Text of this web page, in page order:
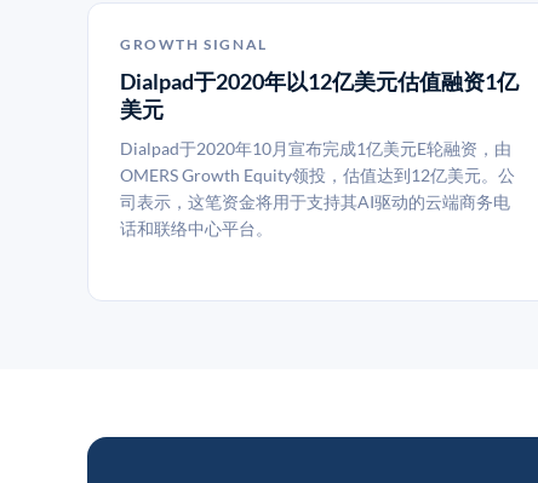
GROWTH SIGNAL
Dialpad于2020年以12亿美元估值融资1亿
美元
Dialpad于2020年10月宣布完成1亿美元E轮融资，由
OMERS Growth Equity领投，估值达到12亿美元。公
司表示，这笔资金将用于支持其AI驱动的云端商务电
话和联络中心平台。